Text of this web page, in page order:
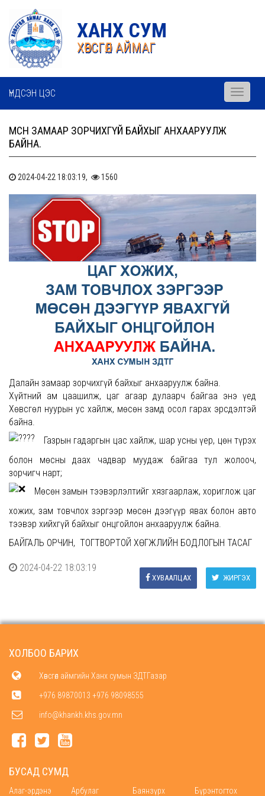
ХАНХ СУМ
ХӨВСГӨЛ АЙМАГ
ҮНДСЭН ЦЭС
Toggle
МӨСӨН ЗАМААР ЗОРЧИХГҮЙ БАЙХЫГ АНХААРУУЛЖ
БАЙНА.
2024-04-22 18:03:19, 1560
Далайн замаар зорчихгүй байхыг анхааруулж байна.
Хүйтний ам цаашилж, цаг агаар дулаарч байгаа энэ үед
Хөвсгөл нуурын ус хайлж, мөсөн замд осол гарах эрсдэлтэй
байна.
Газрын гадаргын цас хайлж, шар усны үер, цөн түрэх
болон мөсны даах чадвар муудаж байгаа тул жолооч,
зорчигч нарт;
Мөсөн замын тээвэрлэлтийг хязгаарлаж, хориглож цаг
хожих, зам товчлох зэргээр мөсөн дээгүүр явах болон авто
тээвэр хийхгүй байхыг онцгойлон анхааруулж байна.
БАЙГАЛЬ ОРЧИН, ТОГТВОРТОЙ ХӨГЖЛИЙН БОДЛОГЫН ТАСАГ
2024-04-22 18:03:19
ЖИРГЭХ
ХУВААЛЦАХ
ХОЛБОО БАРИХ
Хөвсгөл аймгийн Ханх сумын ЗДТГазар
+976 89870013 +976 98098555
info@khankh.khs.gov.mn
БУСАД СУМД
Алаг-эрдэнэ Арбулаг Баянзүрх Бүрэнтогтох